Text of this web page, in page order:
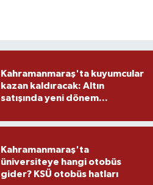
Kahramanmaraş'ta kuyumcular
kazan kaldıracak: Altın
satışında yeni dönem...
Kahramanmaraş'ta
üniversiteye hangi otobüs
gider? KSÜ otobüs hatları